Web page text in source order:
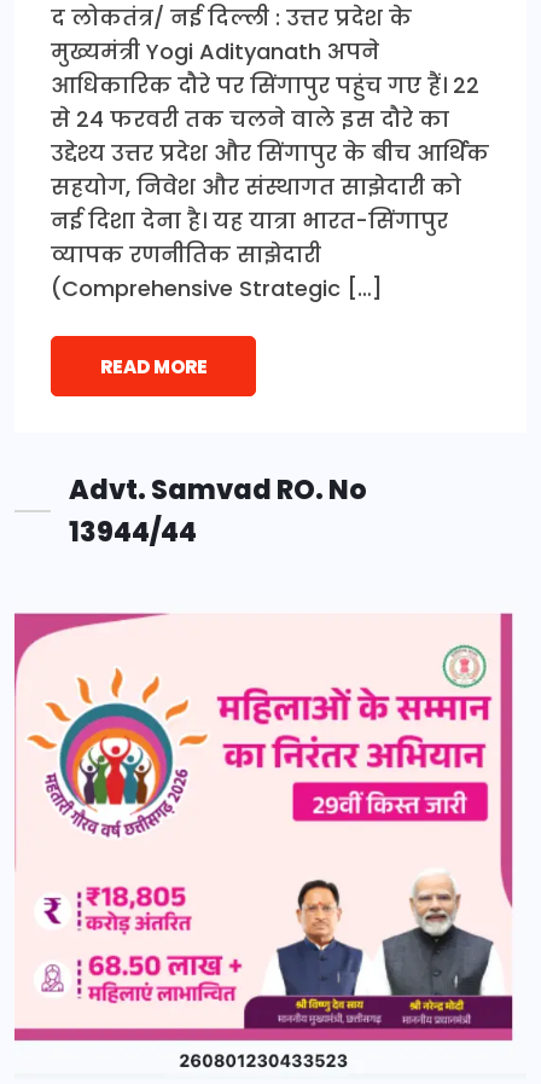
द लोकतंत्र/ नई दिल्ली : उत्तर प्रदेश के
मुख्यमंत्री Yogi Adityanath अपने
आधिकारिक दौरे पर सिंगापुर पहुंच गए हैं। 22
से 24 फरवरी तक चलने वाले इस दौरे का
उद्देश्य उत्तर प्रदेश और सिंगापुर के बीच आर्थिक
सहयोग, निवेश और संस्थागत साझेदारी को
नई दिशा देना है। यह यात्रा भारत-सिंगापुर
व्यापक रणनीतिक साझेदारी
(Comprehensive Strategic […]
READ MORE
Advt. Samvad RO. No
13944/44